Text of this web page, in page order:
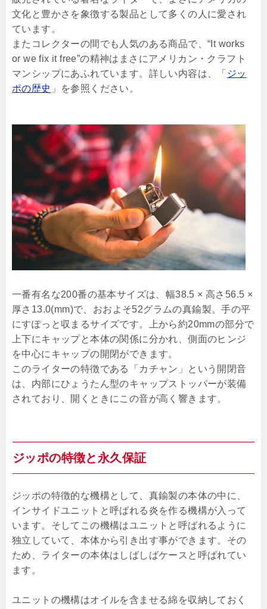
文化と豊かさを象徴する製品として多くの人に愛され
ています。
またコレクターの間でも人気のある商品で、“It works
or we fix it free”の精神はまさにアメリカン・クラフト
マンシップにあふれています。詳しい内容は、「 ジッ
ポの歴史 」を参照ください。
一番有名な200番の基本サイズは、幅38.5 × 高さ56.5 ×
厚さ13.0(mm)で、おおよそ52グラムの真鍮製。手の平
にすぽっと収まるサイズです。上から約20mmの部分で
上下にキャップと本体の関係に分かれ、側面のヒンジ
を中心にキャップの開閉ができます。
このライターの特徴である「カチャン」という開閉音
は、内部にひょうたん型のキャップストッパーが装備
されており、開くときにこの音が高く響きます。
ジッポの特徴と永久保証
ジッポの特徴的な機構として、真鍮製の本体の中に、
インサイドユニットと呼ばれる炎を作る機構が入って
います。そしてこの機構はユニットと呼ばれるように
独立していて、本体から引き出す事ができます。その
ため、ライターの本体はしばしばケースと呼ばれてい
ます。
ユニットの機構はオイルを含ませる綿を収納しておく